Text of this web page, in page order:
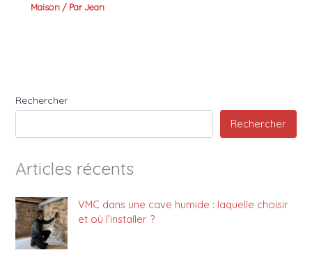
Maison / ParJean
Rechercher
Rechercher
Articles récents
VMC dans une cave humide : laquelle choisir
et où l’installer ?